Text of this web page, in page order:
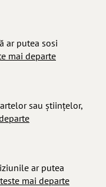
ar putea sosi
mai departe
sau științelor,
ar putea
mai departe